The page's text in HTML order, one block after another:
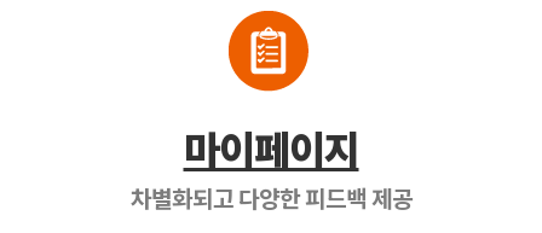
마이페이지
차별화되고 다양한 피드백 제공